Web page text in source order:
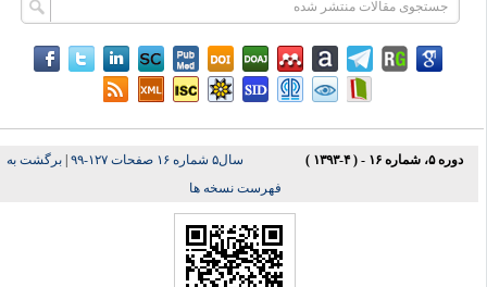
دوره ۵، شماره ۱۶ - ( ۴-۱۳۹۳ ) سال۵ شماره ۱۶ صفحات ۱۲۷-۹۹ |برگشت به
فهرست نسخه ها